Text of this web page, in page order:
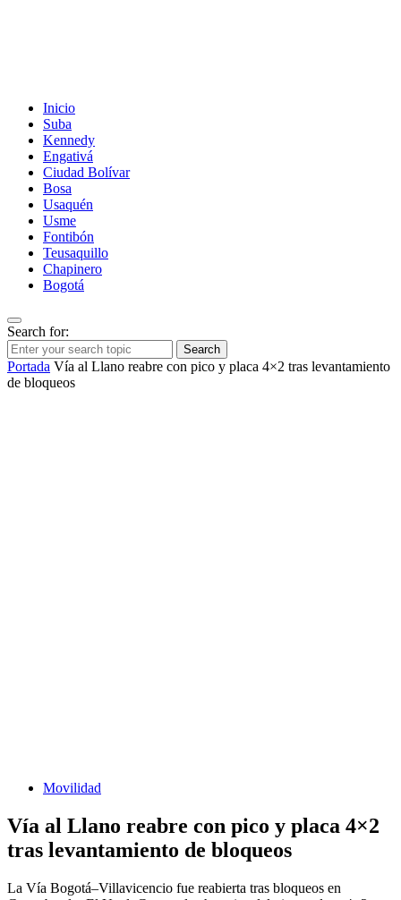
Inicio
Suba
Kennedy
Engativá
Ciudad Bolívar
Bosa
Usaquén
Usme
Fontibón
Teusaquillo
Chapinero
Bogotá
Search for:
Search
Portada Vía al Llano reabre con pico y placa 4×2 tras levantamiento
de bloqueos
Movilidad
Vía al Llano reabre con pico y placa 4×2
tras levantamiento de bloqueos
La Vía Bogotá–Villavicencio fue reabierta tras bloqueos en